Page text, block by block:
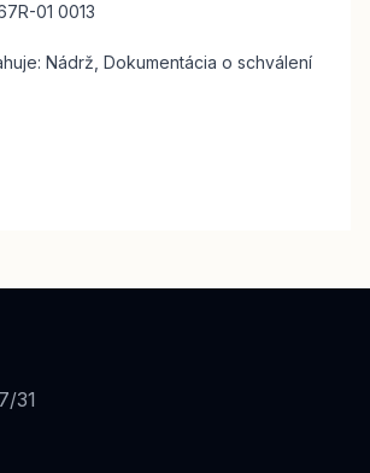
01 0013
Nádrž, Dokumentácia o schválení
31